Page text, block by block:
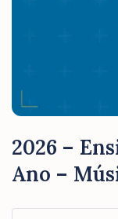
2026 –
Ano –